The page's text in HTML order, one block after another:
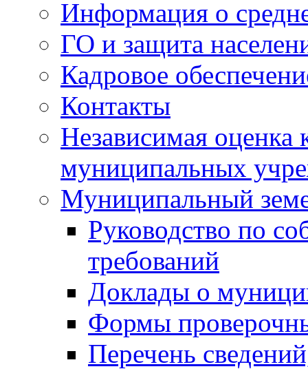
Информация о
ГО и защита
Кадровое
Контакты
Независимая оценка
муниципальных
Муниципальный
Руководство по
требований
Доклады о
Формы
Перечень